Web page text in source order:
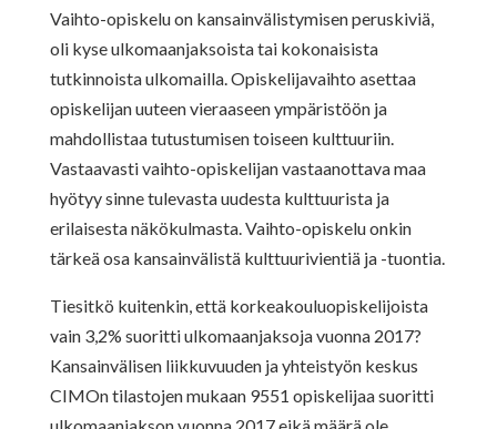
Vaihto-opiskelu on kansainvälistymisen peruskiviä,
oli kyse ulkomaanjaksoista tai kokonaisista
tutkinnoista ulkomailla. Opiskelijavaihto asettaa
opiskelijan uuteen vieraaseen ympäristöön ja
mahdollistaa tutustumisen toiseen kulttuuriin.
Vastaavasti vaihto-opiskelijan vastaanottava maa
hyötyy sinne tulevasta uudesta kulttuurista ja
erilaisesta näkökulmasta. Vaihto-opiskelu onkin
tärkeä osa kansainvälistä kulttuurivientiä ja -tuontia.
Tiesitkö kuitenkin, että korkeakouluopiskelijoista
vain 3,2% suoritti ulkomaanjaksoja vuonna 2017?
Kansainvälisen liikkuvuuden ja yhteistyön keskus
CIMOn tilastojen mukaan 9551 opiskelijaa suoritti